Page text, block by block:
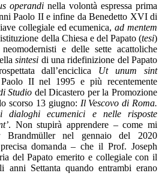
operandi nella volontà espressa prima
Paolo II e infine da Benedetto XVI di
collegiale ed ecumenica,ad mentem
della Chiesa e del Papato (tesi)
e delle sette acattoliche
sintesi di una ridefinizione del Papato
dall’enciclica Ut unum sint
II nel 1995 e più recentemente
Studio del Dicastero per la Promozione
scorso 13 giugno: Il Vescovo di Roma.
dialoghi ecumenici e nelle risposte
. Non stupirà apprendere – come mi
nel gennaio del 2020
domanda – che il Prof. Joseph
del Papato emerito e collegiale con il
anni Settanta quando entrambi erano